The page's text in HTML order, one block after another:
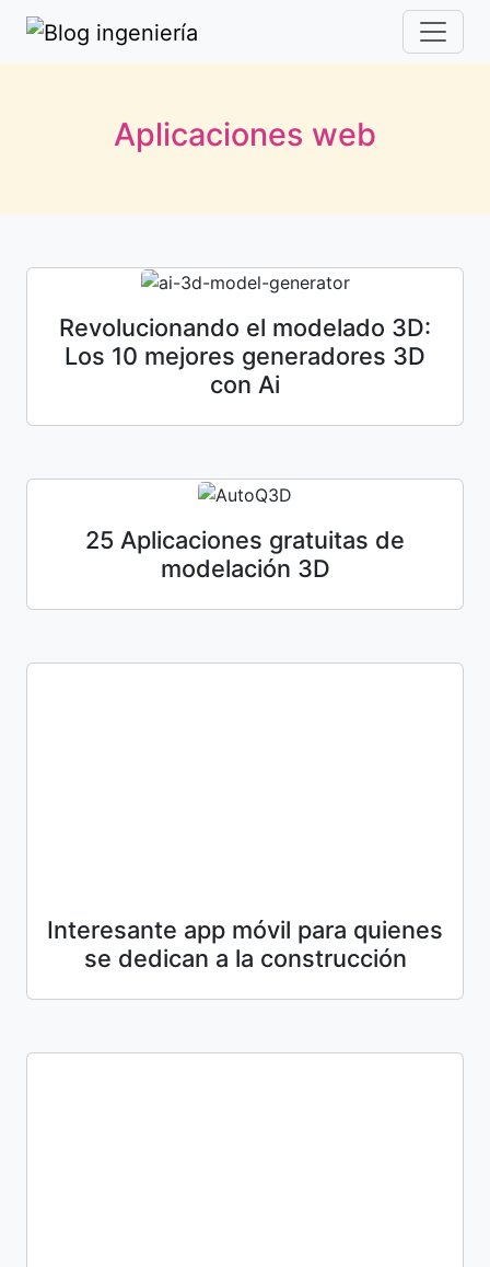
Aplicaciones web
Revolucionando el modelado 3D:
Los 10 mejores generadores 3D
con Ai
25 Aplicaciones gratuitas de
modelación 3D
Interesante app móvil para quienes
se dedican a la construcción